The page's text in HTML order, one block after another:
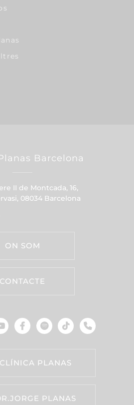
Barcelona
II de Montcada, 16,
08034 Barcelona
ON SOM
CONTACTE
PLANAS
PLANAS